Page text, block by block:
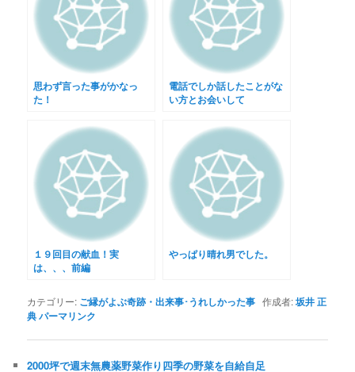
思わず言った事がかなっ
た！
電話でしか話したことがな
い方とお会いして
１９回目の献血！実
は、、、前編
やっぱり晴れ男でした。
カテゴリー: ご縁がよぶ奇跡・出来事･うれしかった事 作成者:坂井 正
典パーマリンク
2000坪で週末無農薬野菜作り四季の野菜を自給自足